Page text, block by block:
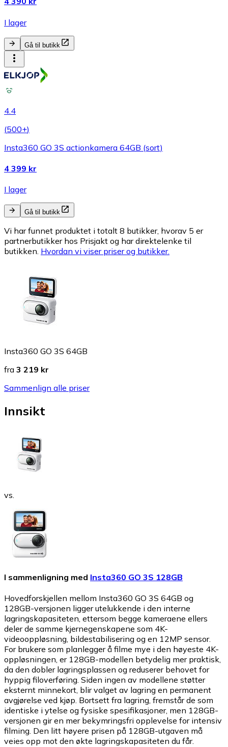
I lager
Gå til butikk
4.4
(500+)
Insta360 GO 3S actionkamera 64GB (sort)
4 399 kr
I lager
Gå til butikk
Vi har funnet produktet i totalt 8 butikker, hvorav 5 er
partnerbutikker hos Prisjakt og har direktelenke til
butikken. Hvordan vi viser priser og butikker.
Insta360 GO 3S 64GB
fra 3 219 kr
Sammenlign alle priser
Innsikt
vs.
I sammenligning med Insta360 GO 3S 128GB
Hovedforskjellen mellom Insta360 GO 3S 64GB og
128GB-versjonen ligger utelukkende i den interne
lagringskapasiteten, ettersom begge kameraene ellers
deler de samme kjernegenskapene som 4K-
videooppløsning, bildestabilisering og en 12MP sensor.
For brukere som planlegger å filme mye i den høyeste 4K-
oppløsningen, er 128GB-modellen betydelig mer praktisk,
da den dobler lagringsplassen og reduserer behovet for
hyppig filoverføring. Siden ingen av modellene støtter
eksternt minnekort, blir valget av lagring en permanent
avgjørelse ved kjøp. Bortsett fra lagring, fremstår de som
identiske i ytelse og fysiske spesifikasjoner, men 128GB-
versjonen gir en mer bekymringsfri opplevelse for intensiv
filming. Den litt høyere prisen på 128GB-utgaven må
veies opp mot den økte lagringskapasiteten du får.